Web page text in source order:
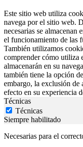
Este sitio web utiliza
navega por el sitio web.
necesarias se almacenan
el funcionamiento de las
También utilizamos
comprender cómo utiliza
almacenarán en su
también tiene la opción
embargo, la exclusión de
efecto en su experiencia
Técnicas
Técnicas
Siempre habilitado
Necesarias para el